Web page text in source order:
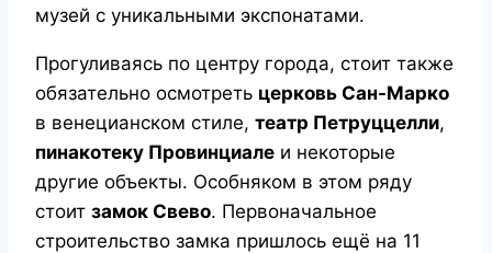
музей с уникальными экспонатами.
Прогуливаясь по центру города, стоит также
обязательно осмотреть церковь Сан-Марко
в венецианском стиле, театр Петруццелли,
пинакотеку Провинциале и некоторые
другие объекты. Особняком в этом ряду
стоит замок Свево. Первоначальное
строительство замка пришлось ещё на 11